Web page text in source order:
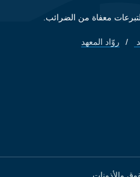
روّاد المعهد
TheThe
The Washington
The Washington Institute on